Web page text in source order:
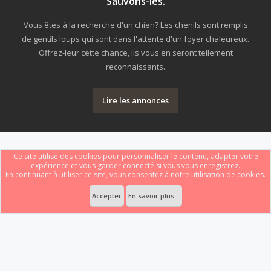
Vous êtes à la recherche d'un chien? Les chenils sont remplis
de gentils loups qui sont dans l'attente d'un foyer chaleureux.
Offrez-leur cette chance, ils vous en seront tellement
reconnaissants.
Lire les annonces
Forum software by XenForo® Le forum est hébergé par
Some XenForo functionality crafted by
Ce site utilise des cookies pour personnaliser le contenu, adapter votre
expérience et vous garder connecté si vous vous enregistrez.
En continuant à utiliser ce site, vous consentez à notre utilisation de cookies.
Accepter En savoir plus...